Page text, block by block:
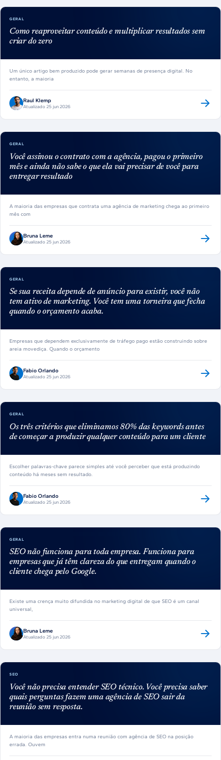
GERAL
Como reaproveitar conteúdo e multiplicar resultados sem
criar do zero
Um único artigo bem produzido pode gerar semanas de presença digital. No
entanto, a maioria
Raul Klemp
Atualizado 25 jun 2026
GERAL
Você assinou o contrato com a agência, pagou o primeiro
mês e ainda não sabe o que ela vai precisar de você para
entregar resultado
A maioria das empresas que contrata uma agência de marketing chega ao primeiro
mês com
Bruna Leme
Atualizado 25 jun 2026
GERAL
Se sua receita depende de anúncio para existir, você não
tem ativo de marketing. Você tem uma torneira que fecha
quando o orçamento acaba.
Empresas que dependem exclusivamente de tráfego pago estão construindo sobre
areia movediça. Quando o orçamento
Fabio Orlando
Atualizado 25 jun 2026
GERAL
Os três critérios que eliminamos 80% das keywords antes
de começar a produzir qualquer conteúdo para um cliente
Escolher palavras-chave parece simples até você perceber que está produzindo
conteúdo há meses sem resultado.
Fabio Orlando
Atualizado 25 jun 2026
GERAL
SEO não funciona para toda empresa. Funciona para
empresas que já têm clareza do que entregam quando o
cliente chega pelo Google.
Existe uma crença muito difundida no marketing digital de que SEO é um canal
universal,
Bruna Leme
Atualizado 25 jun 2026
SEO
Você não precisa entender SEO técnico. Você precisa saber
quais perguntas fazem uma agência de SEO sair da
reunião sem resposta.
A maioria das empresas entra numa reunião com agência de SEO na posição
errada. Ouvem